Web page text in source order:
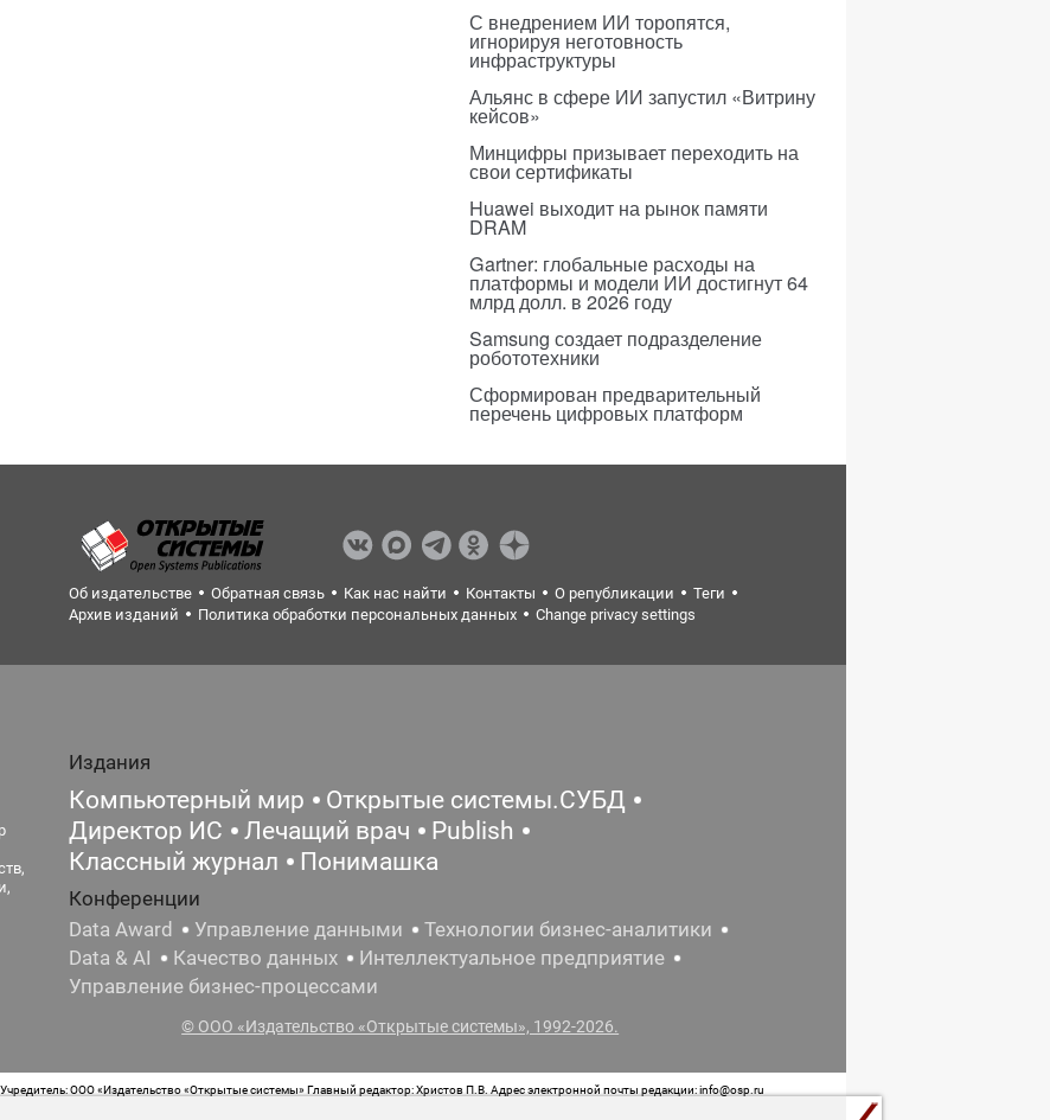
С внедрением ИИ торопятся,
игнорируя неготовность
инфраструктуры
Альянс в сфере ИИ запустил «Витрину
кейсов»
Минцифры призывает переходить на
свои сертификаты
Huawei выходит на рынок памяти
DRAM
Gartner: глобальные расходы на
платформы и модели ИИ достигнут 64
млрд долл. в 2026 году
Samsung создает подразделение
робототехники
Сформирован предварительный
перечень цифровых платформ
Об издательстве Обратная связь Как нас найти Контакты О републикации
Теги
Архив изданий
Политика обработки персональных данных Change privacy settings
Издания
Компьютерный мир
Открытые системы.СУБД
Директор ИС
Лечащий врач
Publish
Классный журнал
Понимашка
Конференции
Data Award
Управление данными
Технологии бизнес-аналитики
Data & AI
Качество данных
Интеллектуальное предприятие
Управление бизнес-процессами
© ООО «Издательство «Открытые системы», 1992-2026.
ООО «Издательство «Открытые системы» Главный редактор: Христов П.В. Адрес электронной почты редакции: info@osp.ru